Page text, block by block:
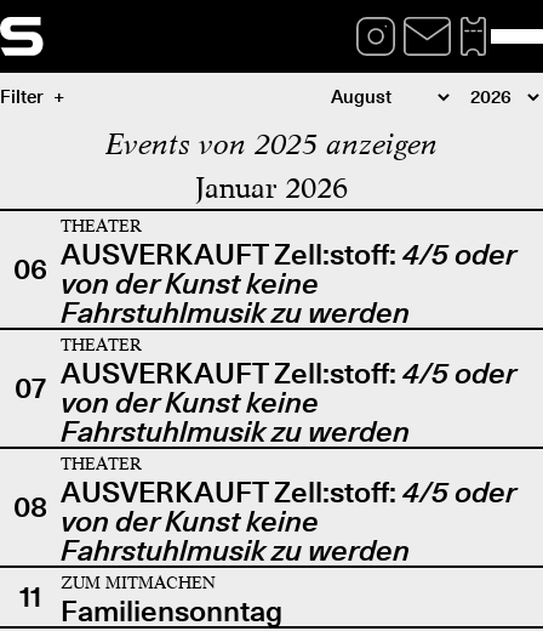
Filter
Events von 2025 anzeigen
Januar 2026
06
THEATER
AUSVERKAUFT Zell:stoff: 4/5 oder
von der Kunst keine
Fahrstuhlmusik zu werden
07
THEATER
AUSVERKAUFT Zell:stoff: 4/5 oder
von der Kunst keine
Fahrstuhlmusik zu werden
08
THEATER
AUSVERKAUFT Zell:stoff: 4/5 oder
von der Kunst keine
Fahrstuhlmusik zu werden
11
ZUM MITMACHEN
Familiensonntag